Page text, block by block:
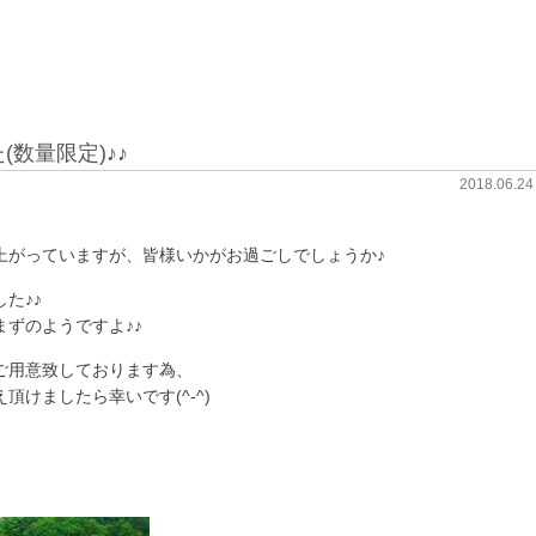
数量限定)♪♪
っていますが、皆様いかがお過ごしでしょうか♪
た♪♪
ずのようですよ♪♪
意致しております為、
頂けましたら幸いです(^-^)